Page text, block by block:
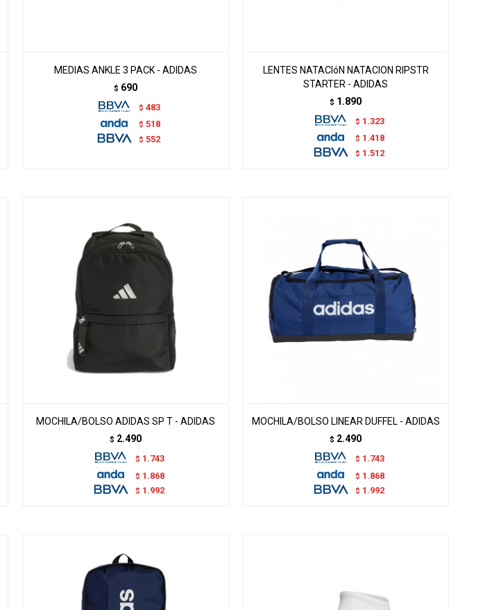
MEDIAS ANKLE 3 PACK - ADIDAS
$ 690
$ 483
$ 518
$ 552
LENTES NATACIóN NATACION RIPSTR
STARTER - ADIDAS
$ 1.890
$ 1.323
$ 1.418
$ 1.512
MOCHILA/BOLSO ADIDAS SP T - ADIDAS
$ 2.490
$ 1.743
$ 1.868
$ 1.992
MOCHILA/BOLSO LINEAR DUFFEL - ADIDAS
$ 2.490
$ 1.743
$ 1.868
$ 1.992